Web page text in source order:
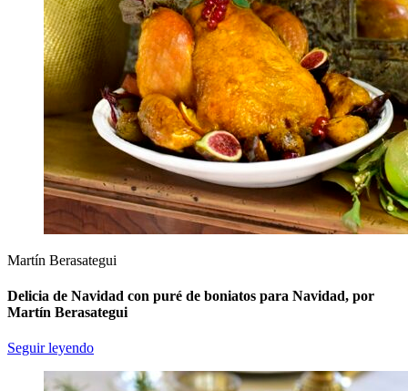
Martín Berasategui
Delicia de Navidad con puré de boniatos para Navidad, por
Martín Berasategui
Seguir leyendo